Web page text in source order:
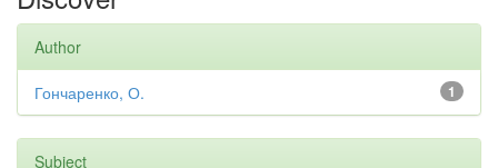
Author
1
Гончаренко, О.
Subject